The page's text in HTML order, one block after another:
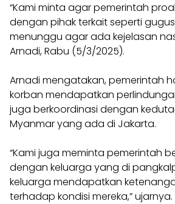
“Kami minta agar pemerintah
dengan pihak terkait seperti
menunggu agar ada kejelasan
Arnadi, Rabu (5/3/2025).
Arnadi mengatakan, pemerintah
korban mendapatkan
juga berkoordinasi dengan
Myanmar yang ada di Jakarta.
“Kami juga meminta pemerintah
dengan keluarga yang di
keluarga mendapatkan
terhadap kondisi mereka,” ujarnya.